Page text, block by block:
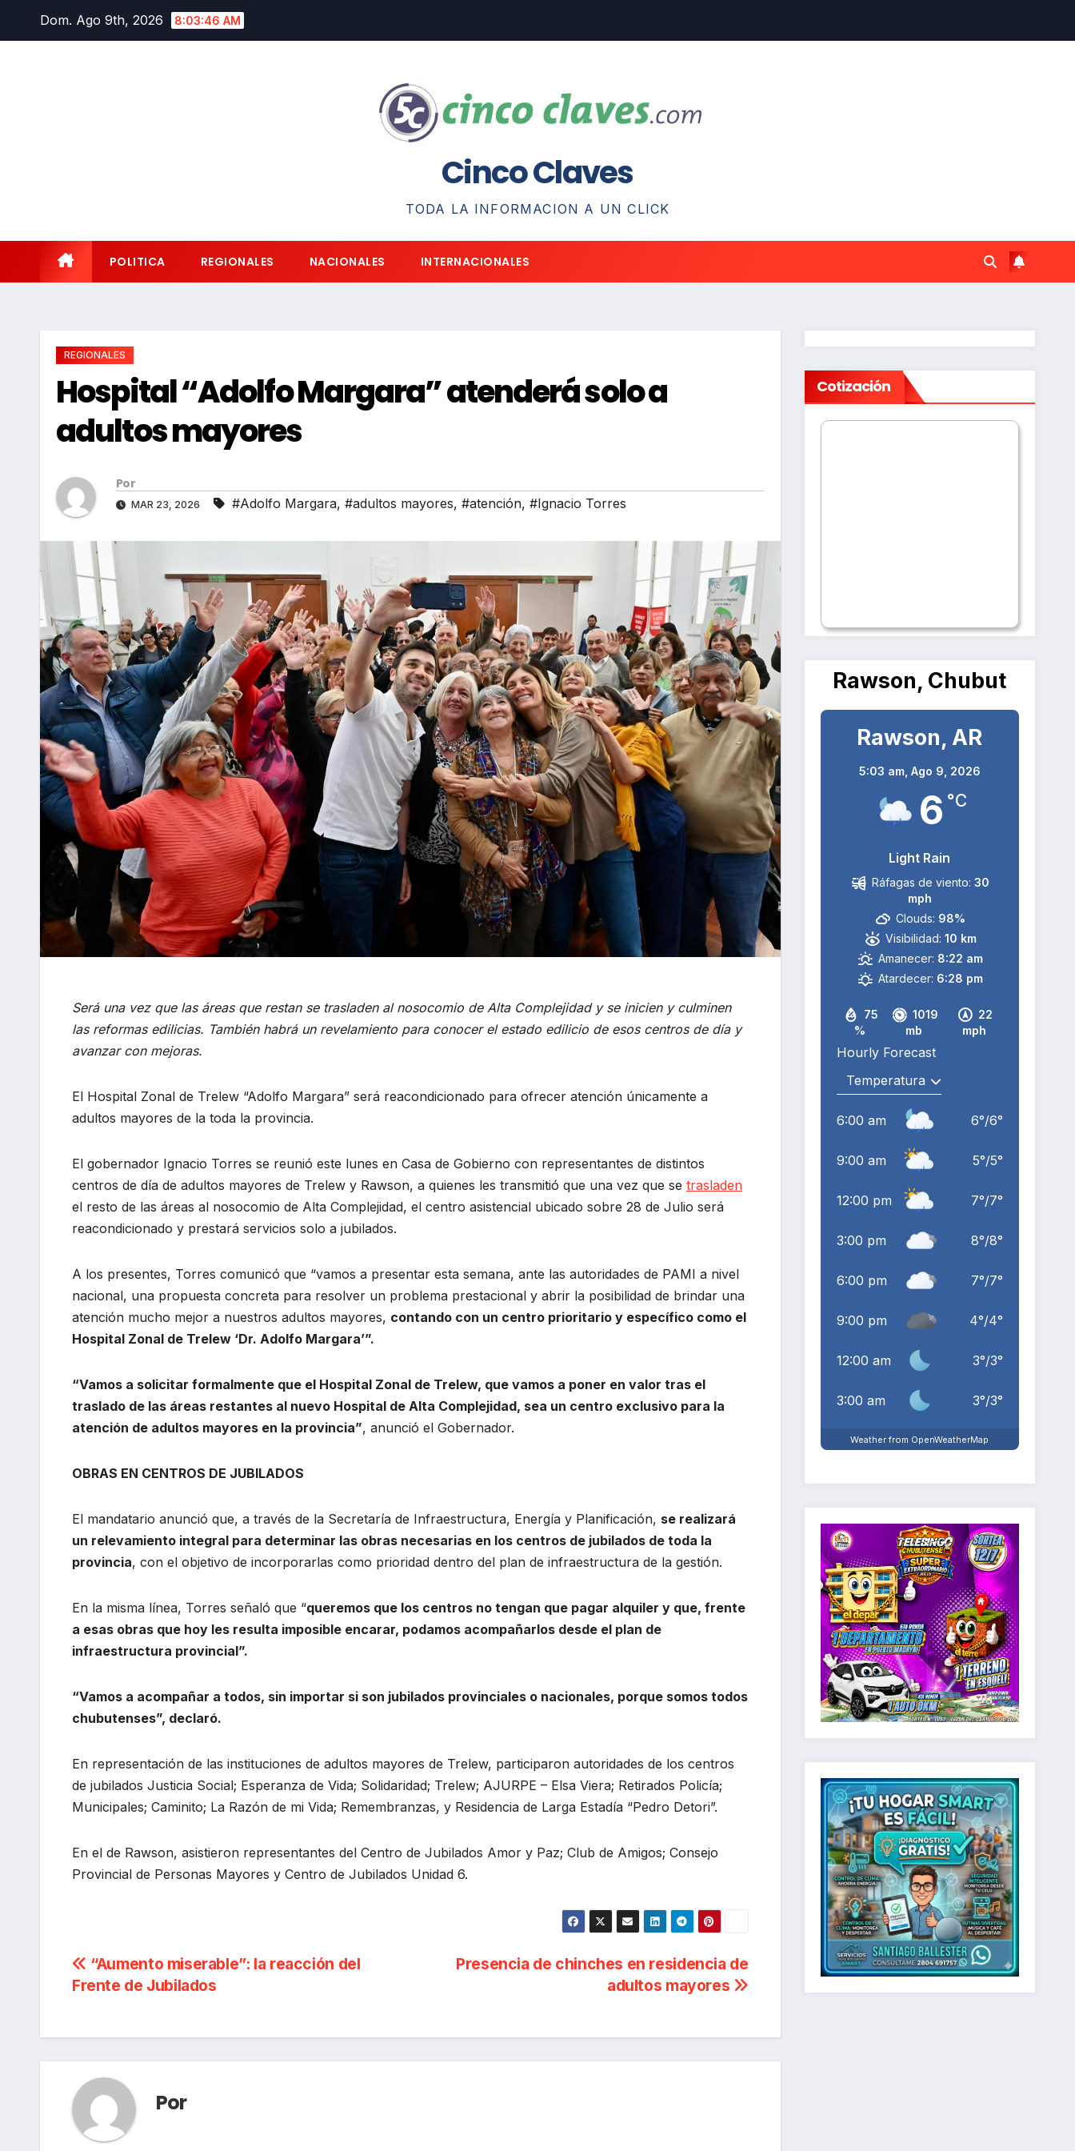
Dom. Ago 9th, 2026 8:03:47 AM
Cinco Claves
TODA LA INFORMACION A UN CLICK
POLITICA REGIONALES NACIONALES INTERNACIONALES
REGIONALES
Hospital “Adolfo Margara” atenderá solo a
adultos mayores
Por
MAR 23, 2026 #Adolfo Margara, #adultos mayores, #atención, #Ignacio Torres
Será una vez que las áreas que restan se trasladen al nosocomio de Alta Complejidad y se inicien y culminen
las reformas edilicias. También habrá un revelamiento para conocer el estado edilicio de esos centros de día y
avanzar con mejoras.
El Hospital Zonal de Trelew “Adolfo Margara” será reacondicionado para ofrecer atención únicamente a
adultos mayores de la toda la provincia.
El gobernador Ignacio Torres se reunió este lunes en Casa de Gobierno con representantes de distintos
centros de día de adultos mayores de Trelew y Rawson, a quienes les transmitió que una vez que se trasladen
el resto de las áreas al nosocomio de Alta Complejidad, el centro asistencial ubicado sobre 28 de Julio será
reacondicionado y prestará servicios solo a jubilados.
A los presentes, Torres comunicó que “vamos a presentar esta semana, ante las autoridades de PAMI a nivel
nacional, una propuesta concreta para resolver un problema prestacional y abrir la posibilidad de brindar una
atención mucho mejor a nuestros adultos mayores, contando con un centro prioritario y específico como el
Hospital Zonal de Trelew ‘Dr. Adolfo Margara’”.
“Vamos a solicitar formalmente que el Hospital Zonal de Trelew, que vamos a poner en valor tras el
traslado de las áreas restantes al nuevo Hospital de Alta Complejidad, sea un centro exclusivo para la
atención de adultos mayores en la provincia”, anunció el Gobernador.
OBRAS EN CENTROS DE JUBILADOS
El mandatario anunció que, a través de la Secretaría de Infraestructura, Energía y Planificación, se realizará
un relevamiento integral para determinar las obras necesarias en los centros de jubilados de toda la
provincia, con el objetivo de incorporarlas como prioridad dentro del plan de infraestructura de la gestión.
En la misma línea, Torres señaló que “queremos que los centros no tengan que pagar alquiler y que, frente
a esas obras que hoy les resulta imposible encarar, podamos acompañarlos desde el plan de
infraestructura provincial”.
“Vamos a acompañar a todos, sin importar si son jubilados provinciales o nacionales, porque somos todos
chubutenses”, declaró.
En representación de las instituciones de adultos mayores de Trelew, participaron autoridades de los centros
de jubilados Justicia Social; Esperanza de Vida; Solidaridad; Trelew; AJURPE – Elsa Viera; Retirados Policía;
Municipales; Caminito; La Razón de mi Vida; Remembranzas, y Residencia de Larga Estadía “Pedro Detori”.
En el de Rawson, asistieron representantes del Centro de Jubilados Amor y Paz; Club de Amigos; Consejo
Provincial de Personas Mayores y Centro de Jubilados Unidad 6.
Navegación
de
entradas
Presencia de chinches en residencia de
adultos mayores
“Aumento miserable”: la reacción del
Frente de Jubilados
Por
Cotización
Rawson, Chubut
Rawson, AR
5:03 am, Ago 9, 2026
6 °C
Light Rain
75
%
1019
mb
22
mph
Ráfagas de viento: 30
mph
Clouds: 98%
Visibilidad: 10 km
Amanecer: 8:22 am
Atardecer: 6:28 pm
Hourly Forecast
6:00 am 6°/6°
9:00 am 5°/5°
12:00 pm 7°/7°
3:00 pm 8°/8°
6:00 pm 7°/7°
9:00 pm 4°/4°
12:00 am 3°/3°
3:00 am 3°/3°
Weather from OpenWeatherMap